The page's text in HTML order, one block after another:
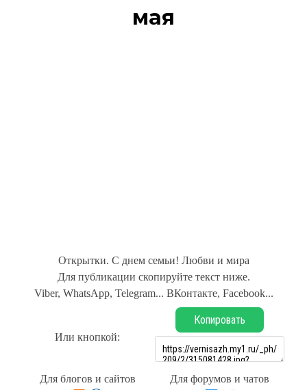
мая
Открытки. С днем семьи! Любви и мира
Для публикации скопируйте текст ниже.
Viber, WhatsApp, Telegram... ВКонтакте, Facebook...
Или кнопкой:
Копировать
Для блогов и сайтов Для форумов и чатов